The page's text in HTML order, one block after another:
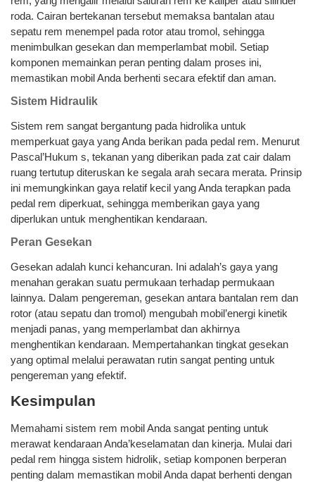
roda. Cairan bertekanan tersebut memaksa bantalan atau
sepatu rem menempel pada rotor atau tromol, sehingga
menimbulkan gesekan dan memperlambat mobil. Setiap
komponen memainkan peran penting dalam proses ini,
memastikan mobil Anda berhenti secara efektif dan aman.
Sistem Hidraulik
Sistem rem sangat bergantung pada hidrolika untuk
memperkuat gaya yang Anda berikan pada pedal rem. Menurut
Pascal’Hukum s, tekanan yang diberikan pada zat cair dalam
ruang tertutup diteruskan ke segala arah secara merata. Prinsip
ini memungkinkan gaya relatif kecil yang Anda terapkan pada
pedal rem diperkuat, sehingga memberikan gaya yang
diperlukan untuk menghentikan kendaraan.
Peran Gesekan
Gesekan adalah kunci kehancuran. Ini adalah’s gaya yang
menahan gerakan suatu permukaan terhadap permukaan
lainnya. Dalam pengereman, gesekan antara bantalan rem dan
rotor (atau sepatu dan tromol) mengubah mobil’energi kinetik
menjadi panas, yang memperlambat dan akhirnya
menghentikan kendaraan. Mempertahankan tingkat gesekan
yang optimal melalui perawatan rutin sangat penting untuk
pengereman yang efektif.
Kesimpulan
Memahami sistem rem mobil Anda sangat penting untuk
merawat kendaraan Anda’keselamatan dan kinerja. Mulai dari
pedal rem hingga sistem hidrolik, setiap komponen berperan
penting dalam memastikan mobil Anda dapat berhenti dengan